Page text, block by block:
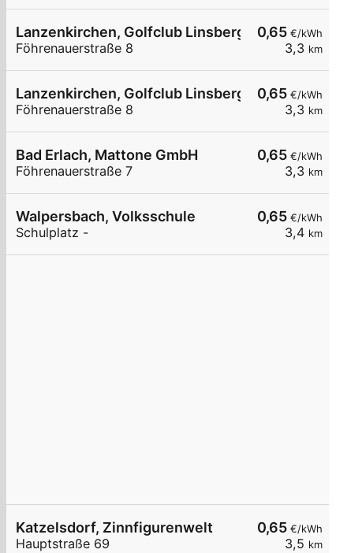
0,65€/kWh
3,3 km
Lanzenkirchen, Golfclub Linsberg
Föhrenauerstraße 8
0,65€/kWh
3,3 km
Lanzenkirchen, Golfclub Linsberg
Föhrenauerstraße 8
0,65€/kWh
3,3 km
Bad Erlach, Mattone GmbH
Föhrenauerstraße 7
0,65€/kWh
3,4 km
Walpersbach, Volksschule
Schulplatz -
0,65€/kWh
3,5 km
Katzelsdorf, Zinnfigurenwelt
Hauptstraße 69